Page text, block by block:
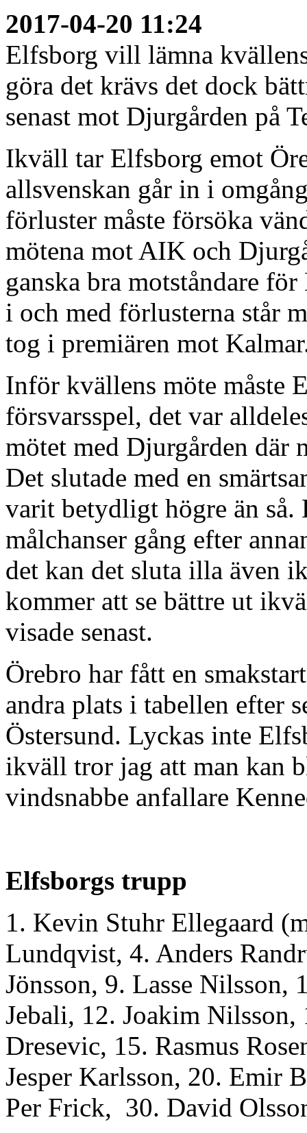
2017-04-20 11:24
Elfsborg vill lämna
göra det krävs det dock
senast mot Djurgården på
Ikväll tar Elfsborg emot
allsvenskan går in i
förluster måste försöka
mötena mot AIK och
ganska bra motståndare
i och med förlusterna står
tog i premiären mot
Inför kvällens möte måste
försvarsspel, det var
mötet med Djurgården där
Det slutade med en
varit betydligt högre än
målchanser gång efter
det kan det sluta illa även
kommer att se bättre ut
visade senast.
Örebro har fått en
andra plats i tabellen efter
Östersund. Lyckas inte
ikväll tror jag att man kan
vindsnabbe anfallare
Elfsborgs trupp
1. Kevin Stuhr Ellegaard
Lundqvist, 4. Anders
Jönsson, 9. Lasse Nilsson,
Jebali, 12. Joakim
Dresevic, 15. Rasmus
Jesper Karlsson, 20. Emir
Per Frick, 30. David